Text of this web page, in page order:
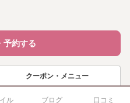
予約する
クーポン・メニュー
ル ブログ 口コミ